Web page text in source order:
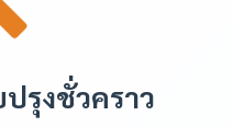
รุงชั่วคราว